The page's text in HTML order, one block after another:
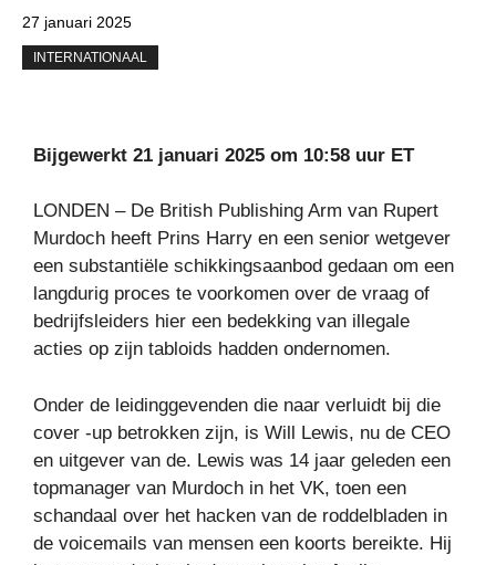
27 januari 2025
INTERNATIONAAL
Bijgewerkt 21 januari 2025 om 10:58 uur ET
LONDEN – De British Publishing Arm van Rupert
Murdoch heeft Prins Harry en een senior wetgever
een substantiële schikkingsaanbod gedaan om een ​​
langdurig proces te voorkomen over de vraag of
bedrijfsleiders hier een bedekking van illegale
acties op zijn tabloids hadden ondernomen.
Onder de leidinggevenden die naar verluidt bij die
cover -up betrokken zijn, is Will Lewis, nu de CEO
en uitgever van de. Lewis was 14 jaar geleden een
topmanager van Murdoch in het VK, toen een
schandaal over het hacken van de roddelbladen in
de voicemails van mensen een koorts bereikte. Hij